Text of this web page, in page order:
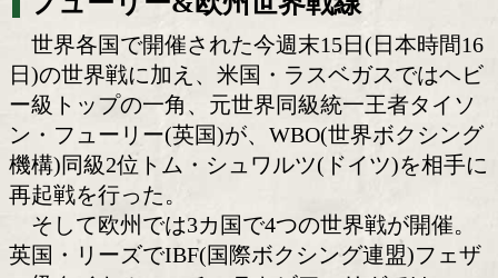
フューリー&欧州世界戦線
世界各国で開催された今週末15日(日
日)の世界戦に加え、米国・ラスベガス